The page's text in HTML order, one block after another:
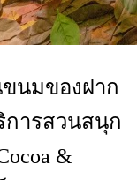
ขนมของฝาก
การสวนสนุก
&